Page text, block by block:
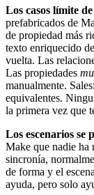
Los casos límite
prefabricados de
de propiedad más
texto enriquecido
vuelta. Las
Las propiedades
manualmente.
equivalentes.
la primera vez que
Los escenarios se
Make que nadie ha
sincronía,
de forma y el
ayuda, pero solo